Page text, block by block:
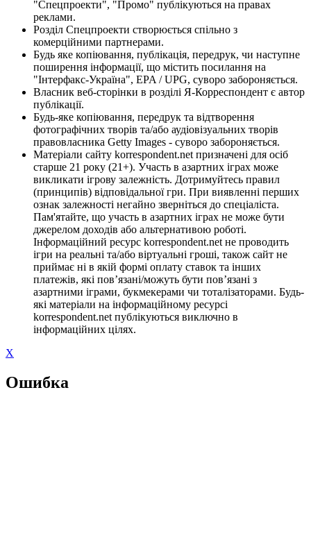
"Спецпроекти", "Промо" публікуються на правах
реклами.
Розділ Спецпроекти створюється спільно з
комерційними партнерами.
Будь яке копіювання, публікація, передрук, чи наступне
поширення інформації, що містить посилання на
"Інтерфакс-Україна", EPA / UPG, суворо забороняється.
Власник веб-сторінки в розділі Я-Корреспондент є автор
публікації.
Будь-яке копіювання, передрук та відтворення
фотографічних творів та/або аудіовізуальних творів
правовласника Getty Images - суворо забороняється.
Матеріали сайту korrespondent.net призначені для осіб
старше 21 року (21+). Участь в азартних іграх може
викликати ігрову залежність. Дотримуйтесь правил
(принципів) відповідальної гри. При виявленні перших
ознак залежності негайно зверніться до спеціаліста.
Пам'ятайте, що участь в азартних іграх не може бути
джерелом доходів або альтернативою роботі.
Інформаційний ресурс korrespondent.net не проводить
ігри на реальні та/або віртуальні гроші, також сайт не
приймає ні в якій формі оплату ставок та інших
платежів, які пов’язані/можуть бути пов’язані з
азартними іграми, букмекерами чи тоталізаторами. Будь-
які матеріали на інформаційному ресурсі
korrespondent.net публікуються виключно в
інформаційних цілях.
X
Ошибка